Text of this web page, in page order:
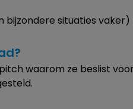
bijzondere situaties
waarom ze beslist